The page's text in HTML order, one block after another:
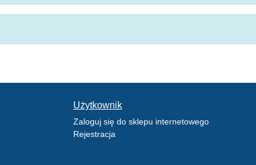
Użytkownik
Zaloguj się do sklepu internetowego
Rejestracja